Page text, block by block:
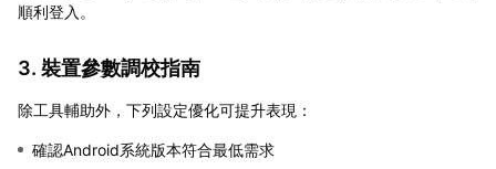
順利登入。
3. 裝置參數調校指南
除工具輔助外，下列設定優化可提升表現：
確認Android系統版本符合最低需求